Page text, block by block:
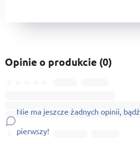
Opinie o produkcie (0)
Nie ma jeszcze żadnych opinii, bądź
pierwszy!